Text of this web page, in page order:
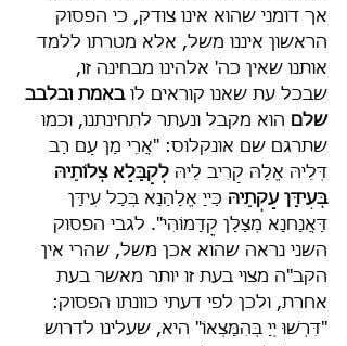
אך דומני שהוא אינו צודק, כי הפסוק
הראשון איננו משל, אלא מטרתו ללמד
אותנו שאין כה' אלהינו מבחינה זו,
שבכל עת שאנו קוראים לו באמת ובלבב
שלם הוא מקבל ונעתר לתחינתנו, וכמו
שתרגם שם אונקלוס: "אֲרֵי מַן עַם רַב
דְּלֵיהּ אֱלָהּ קָרִיב לֵיהּ לְקַבָּלָא צְלוֹתֵיהּ
בְּעִידָּן עָקְתֵיהּ כַּייָ אֱלָהַנָא בְּכָל עִידָּן
דַּאֲנַחנָא מְצַלַן קֳדָמוֹהִי". לגבי הפסוק
השני נראה שהוא אכן משל, שהרי אין
הקב"ה מצוי בעת זו יותר מאשר בעת
אחרת, ולכן לפי דעתי כוונתו הפסוק:
"דִּרְשׁוּ יְיָ בְּהִמָּצְאוֹ" היא, שעלינו לדרוש